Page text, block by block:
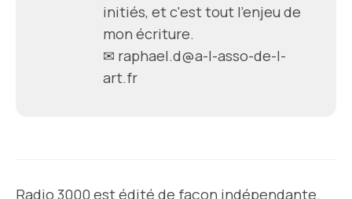
initiés, et c'est tout l'enjeu de
mon écriture.
✉ raphael.d@a-l-asso-de-l-
art.fr
Radio 3000 est édité de façon indépendante.